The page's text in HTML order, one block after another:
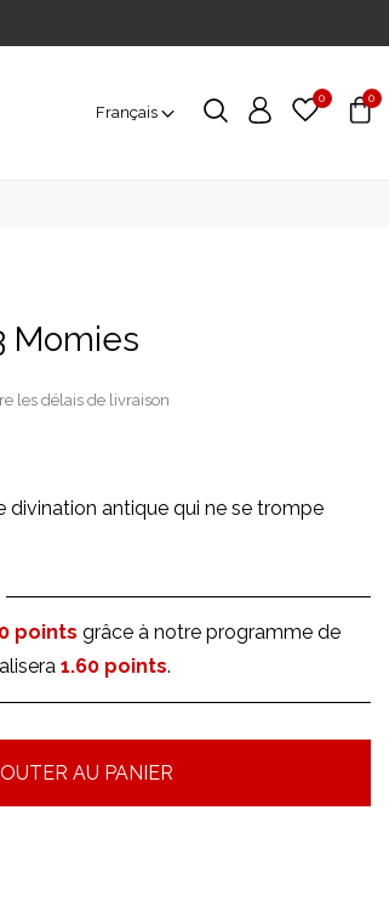
Français
0 0
Momies
les délais de livraison
divination antique qui ne se trompe
points grâce à notre programme de
1.60 points.
AU PANIER